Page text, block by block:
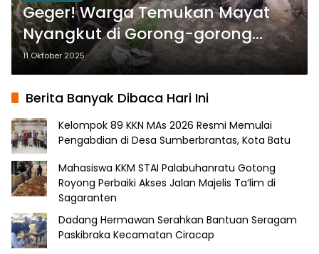
Geger! Warga Temukan Mayat
Nyangkut di Gorong-gorong
Jalur Lingkar Selatan Sukabumi
11 Oktober 2025
Berita Banyak Dibaca Hari Ini
Kelompok 89 KKN MAs 2026 Resmi Memulai
Pengabdian di Desa Sumberbrantas, Kota Batu
Mahasiswa KKM STAI Palabuhanratu Gotong
Royong Perbaiki Akses Jalan Majelis Ta’lim di
Sagaranten
Dadang Hermawan Serahkan Bantuan Seragam
Paskibraka Kecamatan Ciracap